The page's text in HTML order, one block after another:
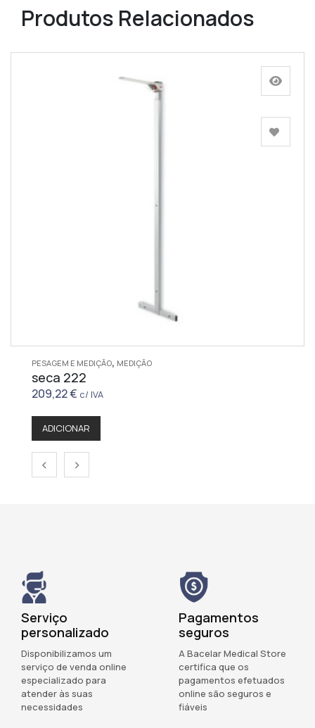
Produtos Relacionados
PESAGEM E MEDIÇÃO, MEDIÇÃO
seca 222
209,22€ c/ IVA
ADICIONAR
‹ ›
Serviço
personalizado
Disponibilizamos um
serviço de venda online
especializado para
atender às suas
necessidades
Pagamentos
seguros
A Bacelar Medical Store
certifica que os
pagamentos efetuados
online são seguros e
fiáveis